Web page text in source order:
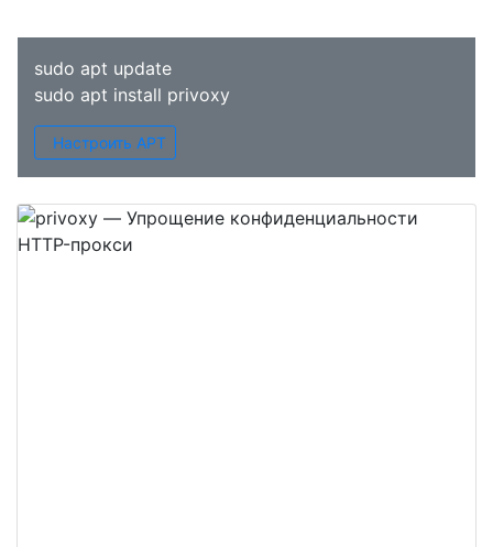
sudo apt update
sudo apt install privoxy
Настроить APT